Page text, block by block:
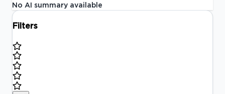
No AI summary available
Filters